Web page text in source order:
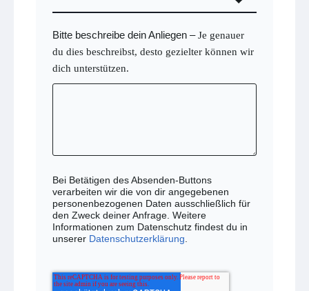
Bitte beschreibe dein Anliegen – Je genauer
du dies beschreibst, desto gezielter können wir
dich unterstützen.
Bei Betätigen des Absenden-Buttons
verarbeiten wir die von dir angegebenen
personenbezogenen Daten ausschließlich für
den Zweck deiner Anfrage. Weitere
Informationen zum Datenschutz findest du in
unserer Datenschutzerklärung